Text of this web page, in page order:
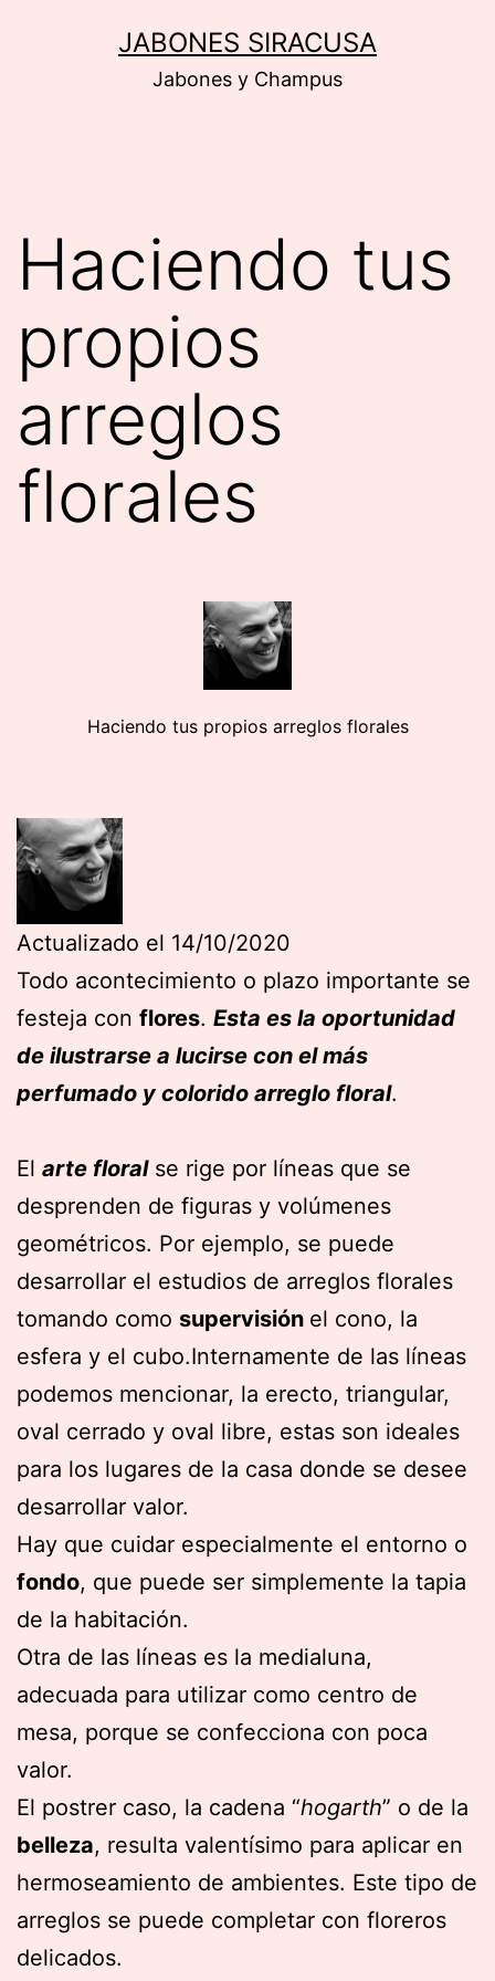
JABONES SIRACUSA
Jabones y Champus
Haciendo tus
propios
arreglos
florales
Haciendo tus propios arreglos florales
Actualizado el 14/10/2020
Todo acontecimiento o plazo importante se
festeja con flores. Esta es la oportunidad
de ilustrarse a lucirse con el más
perfumado y colorido arreglo floral.
El arte floralse rige por líneas que se
desprenden de figuras y volúmenes
geométricos. Por ejemplo, se puede
desarrollar el estudios de arreglos florales
tomando como supervisión el cono, la
esfera y el cubo.Internamente de las líneas
podemos mencionar, la erecto, triangular,
oval cerrado y oval libre, estas son ideales
para los lugares de la casa donde se desee
desarrollar valor.
Hay que cuidar especialmente el entorno o
fondo, que puede ser simplemente la tapia
de la habitación.
Otra de las líneas es la medialuna,
adecuada para utilizar como centro de
mesa, porque se confecciona con poca
valor.
El postrer caso, la cadena “hogarth” o de la
belleza, resulta valentísimo para aplicar en
hermoseamiento de ambientes. Este tipo de
arreglos se puede completar con floreros
delicados.